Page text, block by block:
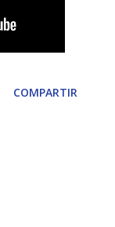
COMPARTIR